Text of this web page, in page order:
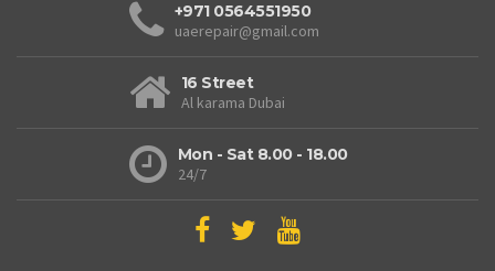
+971 0564551950
uaerepair@gmail.com
16 Street
Al karama Dubai
Mon - Sat 8.00 - 18.00
24/7